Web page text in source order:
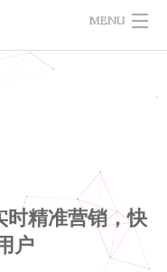
MENU
时精准营销，快
户